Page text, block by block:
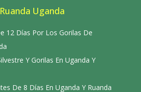
Uganda
12 Días Por Los Gorilas De
Y Gorilas En Uganda Y
De 8 Días En Uganda Y Ruanda